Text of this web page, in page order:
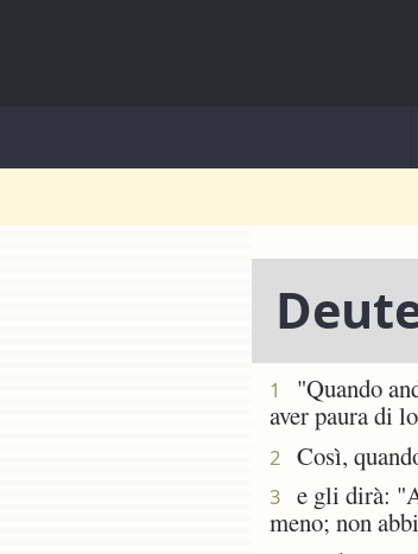
1
"Quando
aver paura di
2 Così,
3
e gli dirà:
meno; non